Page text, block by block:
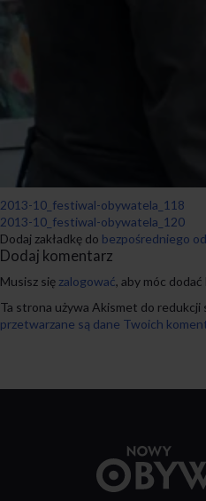
2013-10_festiwal-obywatela_118
2013-10_festiwal-obywatela_120
Dodaj zakładkę do bezpośredniego
Dodaj komentarz
Musisz się zalogować, aby móc
Ta strona używa Akismet do redukcji
przetwarzane są dane Twoich